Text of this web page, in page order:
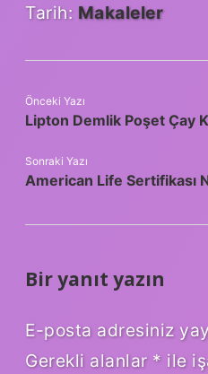
Tarih: Makaleler
Önceki Yazı
Lipton Demlik Poşet Çay
Sonraki Yazı
American Life Sertifikası
Bir yanıt yazın
E-posta adresiniz
Gerekli alanlar * ile